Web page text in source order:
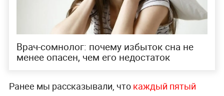
Врач-сомнолог: почему избыток сна не
менее опасен, чем его недостаток
Ранее мы рассказывали, что каждый пятый